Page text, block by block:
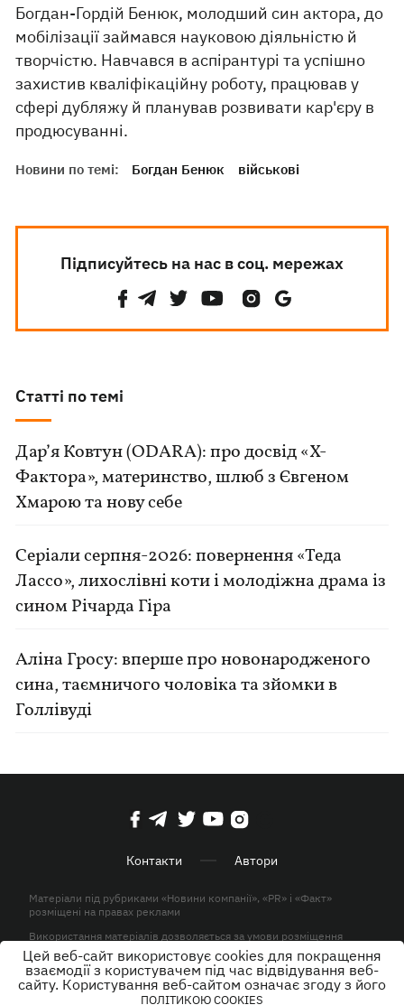
Богдан-Гордій Бенюк, молодший син актора, до
мобілізації займався науковою діяльністю й
творчістю. Навчався в аспірантурі та успішно
захистив кваліфікаційну роботу, працював у
сфері дубляжу й планував розвивати кар'єру в
продюсуванні.
Новини по темі: Богдан Бенюк військові
Підписуйтесь на нас в соц. мережах
Статті по темі
Дар’я Ковтун (ODARA): про досвід «Х-
Фактора», материнство, шлюб з Євгеном
Хмарою та нову себе
Серіали серпня-2026: повернення «Теда
Лассо», лихослівні коти і молодіжна драма із
сином Річарда Гіра
Аліна Гросу: вперше про новонародженого
сина, таємничого чоловіка та зйомки в
Голлівуді
Контакти Автори
Матеріали під рубриками «Новини компанії», «PR» і «Факт»
розміщені на правах реклами
Використання матеріалів дозволяється за умови розміщення
активного гіперпосилання на KP.UA в першому абзаці.
© ТОВ «ЮЛАВ МЕДІА» 2026. Всі права захищені.
Цей веб-сайт використовує cookies для покращення
взаємодії з користувачем під час відвідування веб-
сайту. Користування веб-сайтом означає згоду з його
ПОЛІТИКОЮ COOKIES